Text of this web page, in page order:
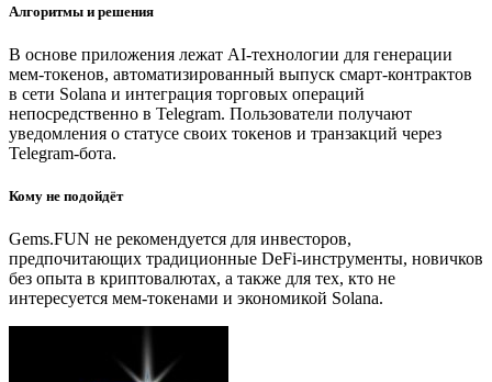
Алгоритмы и решения
В основе приложения лежат AI-технологии для генерации
мем-токенов, автоматизированный выпуск смарт-контрактов
в сети Solana и интеграция торговых операций
непосредственно в Telegram. Пользователи получают
уведомления о статусе своих токенов и транзакций через
Telegram-бота.
Кому не подойдёт
Gems.FUN не рекомендуется для инвесторов,
предпочитающих традиционные DeFi-инструменты, новичков
без опыта в криптовалютах, а также для тех, кто не
интересуется мем-токенами и экономикой Solana.